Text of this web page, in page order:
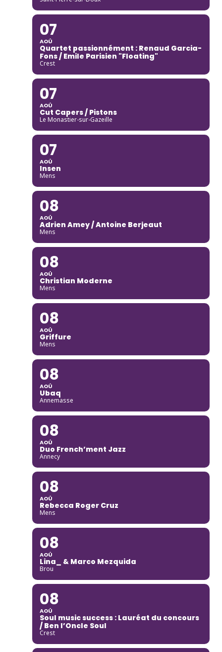
07
AOÛ
Quartet passionnément : Renaud Garcia-
Fons / Emile Parisien "Floating"
Crest
07
AOÛ
Cut Capers / Pistons
Le Monastier-sur-Gazeille
07
AOÛ
Insen
Mens
08
AOÛ
Adrien Amey / Antoine Berjeaut
Mens
08
AOÛ
Christian Moderne
Mens
08
AOÛ
Griffure
Mens
08
AOÛ
Ubaq
Annemasse
08
AOÛ
Duo French’ment Jazz
Annecy
08
AOÛ
Rebecca Roger Cruz
Mens
08
AOÛ
Lina_ & Marco Mezquida
Brou
08
AOÛ
Soul music success : Lauréat du concours
/ Ben l’Oncle Soul
Crest